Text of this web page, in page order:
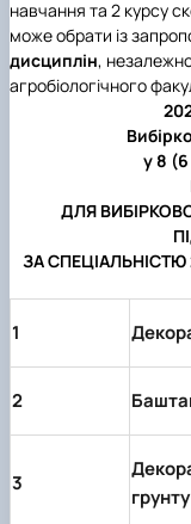
Вчена
навчання та 2 курсу
може обрати із
дисциплін,
агробіологічного
у 8 (6
ДЛЯ
ЗА СПЕЦІАЛЬНІСТЮ
1
2
3
грунту